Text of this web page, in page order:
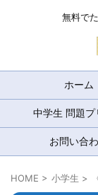
無料で
ホーム
中学生 問題プ
お問い合
HOME > 小学生 >